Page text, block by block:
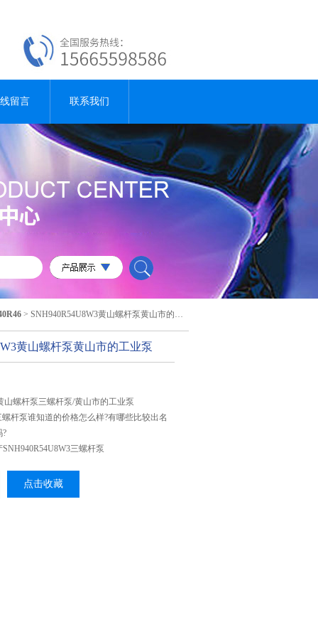
留言 联系我们
> SNH940R54U8W3黄山螺杆泵黄山市的工业泵
黄山螺杆泵黄山市的工业泵
山螺杆泵三螺杆泵/黄山市的工业泵
螺杆泵谁知道的价格怎么样?有哪些比较出名
?
三螺杆泵
点击收藏